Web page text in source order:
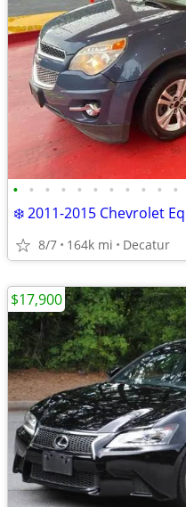
• • • • • • • • • • •
❄️ 2011-2015 Chevrolet
8/7 164k mi Decatur
$17,900